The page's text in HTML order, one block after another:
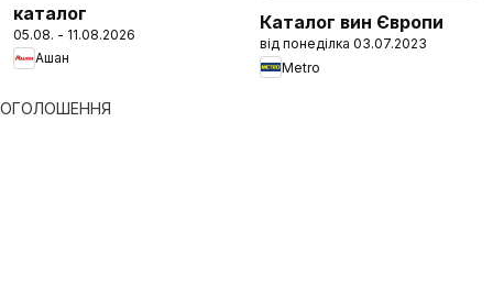
каталог
05.08. - 11.08.2026
Ашан
Каталог вин Європи
від понеділка 03.07.2023
Metro
ОГОЛОШЕННЯ